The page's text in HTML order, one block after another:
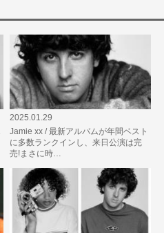
2025.01.29
Jamie xx / 最新アルバムが年間ベスト
に多数ランクインし、来日公演は完
売!まさに時…